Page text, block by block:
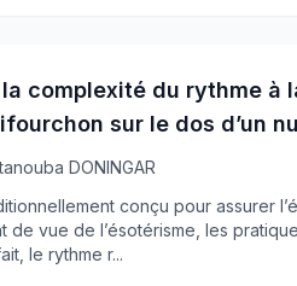
la complexité du rythme à
sur le dos d’un
DONINGAR
conçu pour assurer
de vue de l’ésotérisme, les
le rythme r...